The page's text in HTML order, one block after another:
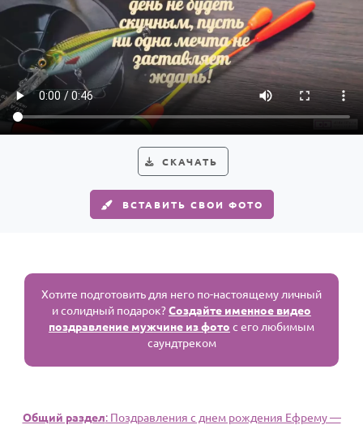
СКАЧАТЬ
ВСТАВИТЬ СВОИ ФОТО
Хотите подготовить для него по-настоящему личный
и солидный подарок?Создайте именное видео
поздравление мужчине из фото с его любимым
саундтреком
Общий раздел: Поздравления с днем рождения Ефрему —